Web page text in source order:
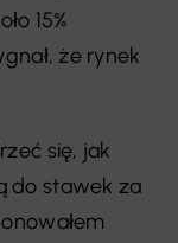
15%
że rynek
się, jak
do stawek za